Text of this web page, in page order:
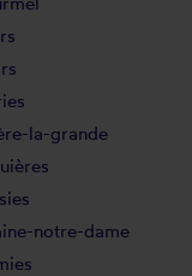
la-grande
notre-dame